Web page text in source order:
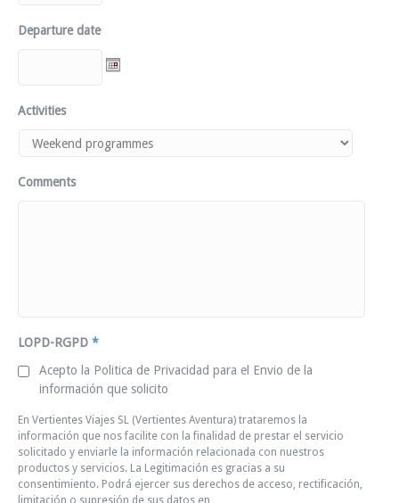
Departure date
Activities
Comments
LOPD-RGPD *
Acepto la Politica de Privacidad para el Envio de la
información que solicito
En Vertientes Viajes SL (Vertientes Aventura) trataremos la
información que nos facilite con la finalidad de prestar el servicio
solicitado y enviarle la información relacionada con nuestros
productos y servicios. La Legitimación es gracias a su
consentimiento. Podrá ejercer sus derechos de acceso, rectificación,
limitación o supresión de sus datos en